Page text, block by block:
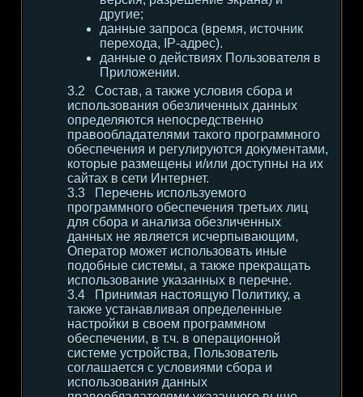
другие;
данные запроса (время, источник
перехода, IP-адрес).
данные о действиях Пользователя в
Приложении.
Состав, а также условия сбора и
использования обезличенных данных
определяются непосредственно
правообладателями такого программного
обеспечения и регулируются документами,
которые размещены и/или доступны на их
сайтах в сети Интернет.
Перечень используемого
программного обеспечения третьих лиц
для сбора и анализа обезличенных
данных не является исчерпывающим,
Оператор может использовать иные
подобные системы, а также прекращать
использование указанных в перечне.
Принимая настоящую Политику, а
также устанавливая определенные
настройки в своем программном
обеспечении, в т.ч. в операционной
системе устройства, Пользователь
соглашается с условиями сбора и
использования данных